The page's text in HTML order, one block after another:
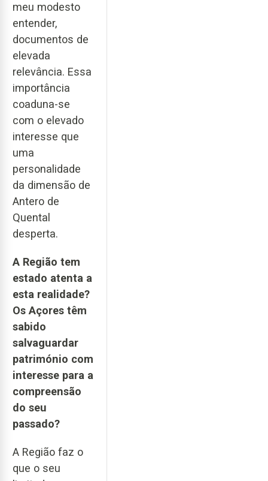
meu modesto
entender,
documentos de
elevada
relevância. Essa
importância
coaduna-se
com o elevado
interesse que
uma
personalidade
da dimensão de
Antero de
Quental
desperta.
A Região tem
estado atenta a
esta realidade?
Os Açores têm
sabido
salvaguardar
património com
interesse para a
compreensão
do seu
passado?
A Região faz o
que o seu